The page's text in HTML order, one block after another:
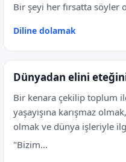
Bir şeyi her fırsatta söyler
Diline dolamak
Dünyadan elini
Bir kenara çekilip toplum
yaşayışına karışmaz
olmak ve dünya işleriyle
"Bizim...